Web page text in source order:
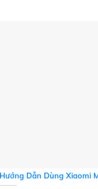
Hướng Dẫn Dùng Xiaomi